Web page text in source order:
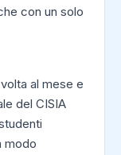
con un solo
al mese e
del CISIA
modo